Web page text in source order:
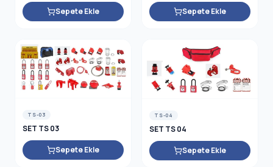
Sepete Ekle Sepete Ekle
TS-03
SET TS 03
Sepete Ekle
TS-04
SET TS 04
Sepete Ekle